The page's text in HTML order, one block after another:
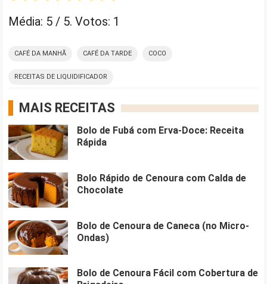
Média: 5 / 5. Votos: 1
CAFÉ DA MANHÃ CAFÉ DA TARDE COCO
RECEITAS DE LIQUIDIFICADOR
MAIS RECEITAS
Bolo de Fubá com Erva-Doce: Receita
Rápida
Bolo Rápido de Cenoura com Calda de
Chocolate
Bolo de Cenoura de Caneca (no Micro-
Ondas)
Bolo de Cenoura Fácil com Cobertura de